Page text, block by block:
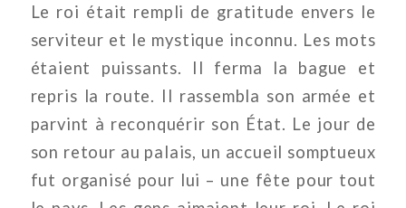
Le roi était rempli de gratitude envers le
serviteur et le mystique inconnu. Les mots
étaient puissants. Il ferma la bague et
repris la route. Il rassembla son armée et
parvint à reconquérir son État. Le jour de
son retour au palais, un accueil somptueux
fut organisé pour lui – une fête pour tout